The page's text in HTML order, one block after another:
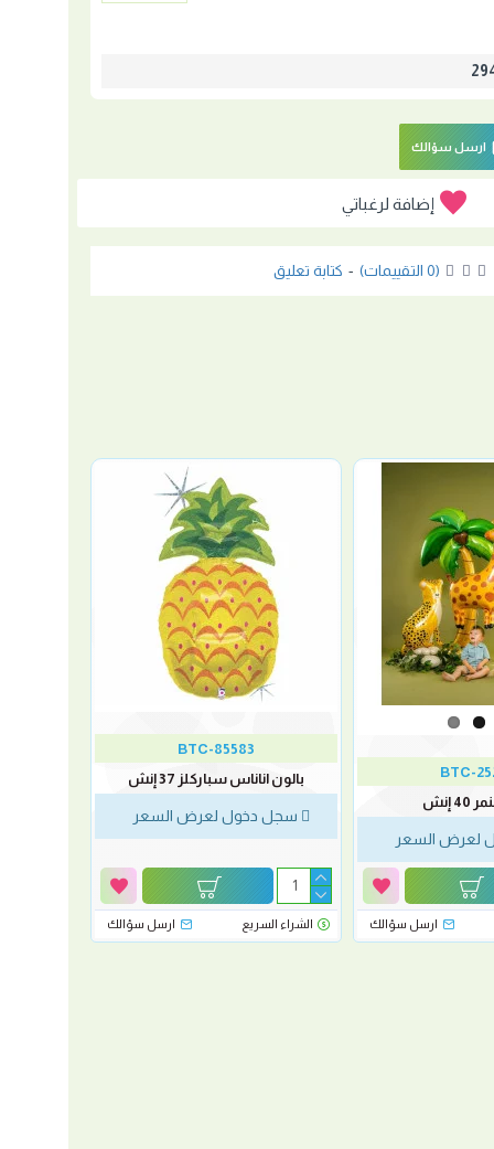
(0 التقييمات) - كتابة تعليق
ارسل سؤالك
إضافة لرغباتي
BTC-
إنش
لعرض السعر
ارسل سؤالك
BTC-85583
بالون اناناس سباركلز 37 إنش
سجل دخول لعرض السعر
الشراء السريع ارسل سؤالك